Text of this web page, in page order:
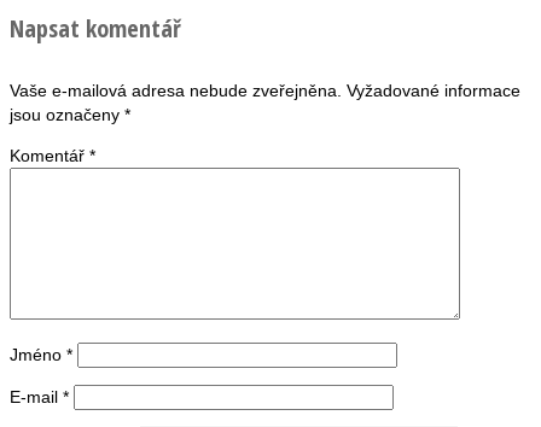
Napsat komentář
Vaše e-mailová adresa nebude zveřejněna. Vyžadované informace
jsou označeny *
Komentář *
Jméno *
E-mail *